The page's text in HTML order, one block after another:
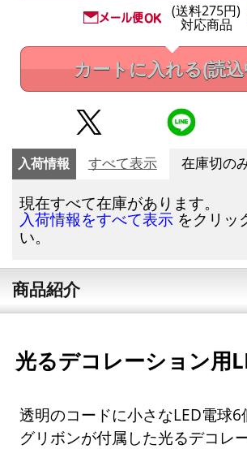
(送料275円)
対応商品
カートに入れる(読
入荷情報 すべて表示 在庫切の
現在すべて在庫があります。
入荷情報をすべて表示 をクリッ
い。
商品紹介
光るデコレーション用
透明のコードに小さなLED電球6
グリボンが付属した光るデコレ